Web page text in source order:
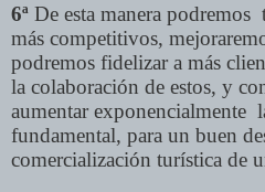
6ª De esta manera podremos
más competitivos,
podremos fidelizar a más
la colaboración de estos, y
aumentar exponencialmente
fundamental, para un buen
comercialización turística de